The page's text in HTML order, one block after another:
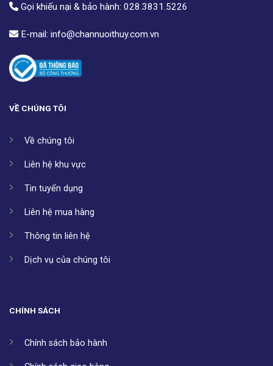
Gọi khiếu nại & bảo hành: 028.3831.5226
E-mail: info@channuoithuy.com.vn
VỀ CHÚNG TÔI
Về chúng tôi
Liên hệ khu vực
Tin tuyển dụng
Liên hệ mua hàng
Thông tin liên hệ
Dịch vụ của chúng tôi
CHÍNH SÁCH
Chính sách bảo hành